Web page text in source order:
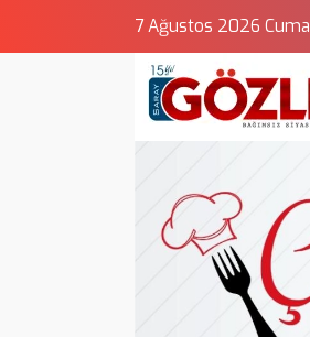
7 Ağustos 2026 Cuma